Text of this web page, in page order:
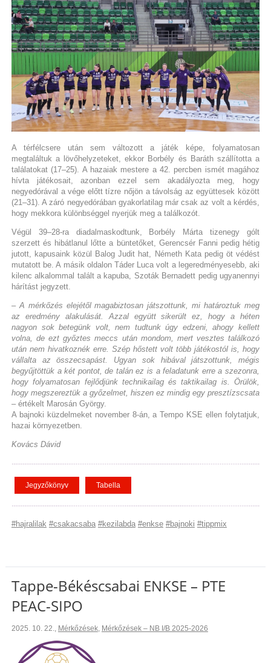
A térfélcsere után sem változott a játék képe, folyamatosan
megtaláltuk a lövőhelyzeteket, ekkor Borbély és Baráth szállította a
találatokat (17–25). A hazaiak mestere a 42. percben ismét magához
hívta játékosait, azonban ezzel sem akadályozta meg, hogy
negyedórával a vége előtt tízre nőjön a távolság az együttesek között
(21–31). A záró negyedórában gyakorlatilag már csak az volt a kérdés,
hogy mekkora különbséggel nyerjük meg a találkozót.
Végül 39–28-ra diadalmaskodtunk, Borbély Márta tizenegy gólt
szerzett és hibátlanul lőtte a büntetőket, Gerencsér Fanni pedig hétig
jutott, kapusaink közül Balog Judit hat, Németh Kata pedig öt védést
mutatott be. A másik oldalon Táder Luca volt a legeredményesebb, aki
kilenc alkalommal talált a kapuba, Szoták Bernadett pedig ugyanennyi
hárítást jegyzett.
– A mérkőzés elejétől magabiztosan játszottunk, mi határoztuk meg
az eredmény alakulását. Azzal együtt sikerült ez, hogy a héten
nagyon sok betegünk volt, nem tudtunk úgy edzeni, ahogy kellett
volna, de ezt győztes meccs után mondom, mert vesztes találkozó
után nem hivatkoznék erre. Szép hőstett volt több játékostól is, hogy
vállalta az összecsapást. Ugyan sok hibával játszottunk, mégis
begyűjtöttük a két pontot, de talán ez is a feladatunk erre a szezonra,
hogy folyamatosan fejlődjünk technikailag és taktikailag is. Örülök,
hogy megszereztük a győzelmet, hiszen ez mindig egy presztízscsata
– értékelt Marosán György.
A bajnoki küzdelmeket november 8-án, a Tempo KSE ellen folytatjuk,
hazai környezetben.
Kovács Dávid
Jegyzőkönyv Tabella
#hajralilak #csakacsaba #kezilabda #enkse #bajnoki #tippmix
Tappe-Békéscsabai ENKSE – PTE
PEAC-SIPO
2025. 10. 22., Mérkőzések, Mérkőzések – NB I/B 2025-2026